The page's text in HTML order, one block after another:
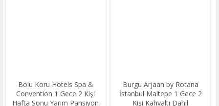
Bolu Koru Hotels Spa &
Convention 1 Gece 2 Kişi
Hafta Sonu Yarım Pansiyon
Burgu Arjaan by Rotana
İstanbul Maltepe 1 Gece 2
Kişi Kahvaltı Dahil